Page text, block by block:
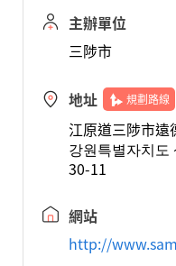
主辦單位
三陟市
地址 規劃路線
江原道三陟市
강원특별자치도
30-11
網站
http://